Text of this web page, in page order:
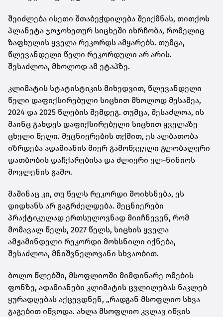
შეიძლება ისეთი შთაბეჭდილება შეიქმნას, თითქოს
პლანეტა ჯოჯოხეთურ სიცხეში იხრჩობა, რომელიც
ზაფხულის ყველა რეკორდს ამყარებს. თუმცა,
წლევანდელი წელი რეკორდული არ არის.
შესაძლოა, მხოლოდ ამ ეტაპზე.
კლიმატის სტატისტიკის მიხედვით, წლევანდელი
წელი დაფიქსირებული სიცხით მხოლოდ მესამეა,
2024 და 2025 წლების შემდეგ. თუმცა, შესაძლოა, ის
მაინც გახდეს დაფიქსირებული სიცხით ყველაზე
ცხელი წელი. მეცნიერების თქმით, ეს ალბათობა
იზრდება ადამიანის მიერ გამოწვეული გლობალური
დათბობის დაჩქარებისა და ძლიერი ელ-ნინიოს
მოვლენის გამო.
მაშინაც კი, თუ წელს რეკორდი მოიხსნება, ეს
დიდხანს არ გაგრძელდება. მეცნიერები
პრაქტიკულად ერთსულოვნად მიიჩნევენ, რომ
მომავალ წელს, 2027 წელს, სიცხის ყველა
ამჟამინდელი რეკორდი მოხსნილი იქნება,
შესაძლოა, მნიშვნელოვანი სხვაობით.
ბოლო წლებში, მსოფლიოში მიმდინარე ომების
ფონზე, ადამიანები კლიმატის ცვლილებას ნაკლებ
ყურადღებას აქცევდნენ, „რადგან მსოფლიო სხვა
გაგებით იწვოდა. ახლა მსოფლიო კვლავ იწვის